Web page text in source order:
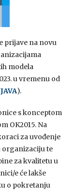
prijave na novu
modela
u vremenu od
).
s konceptom
OK2015. Na
za uvođenje
organizaciju te
za kvalitetu u
e će lakše
o pokretanju